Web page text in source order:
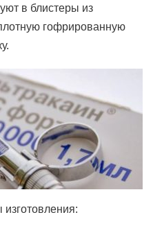
в блистеры из
гофрированную